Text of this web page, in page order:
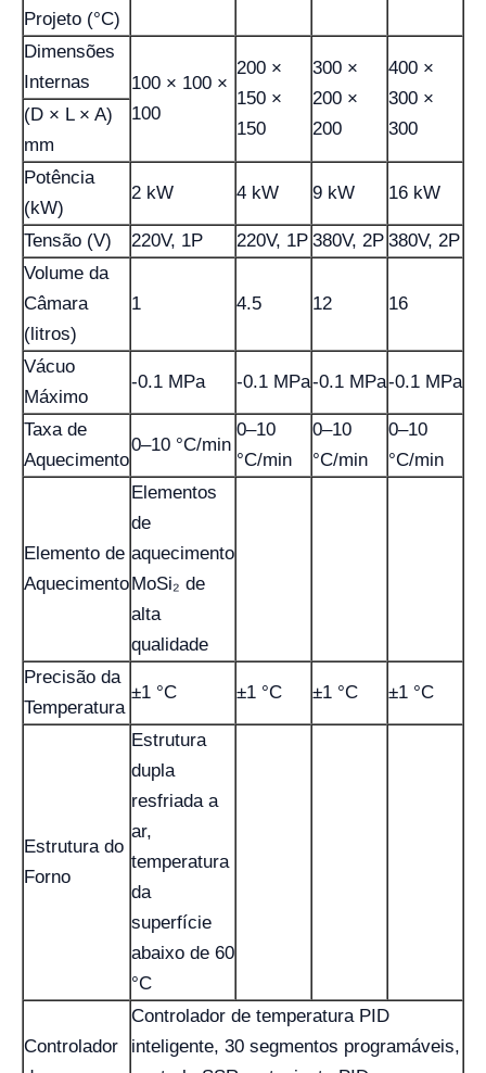
Projeto (°C)
Dimensões
Internas
100 × 100 ×
100
200 ×
150 ×
150
300 ×
200 ×
200
400 ×
300 ×
300
(D × L × A)
mm
Potência
(kW)
2 kW 4 kW 9 kW 16 kW
Tensão (V) 220V, 1P 220V, 1P 380V, 2P 380V, 2P
Volume da
Câmara
(litros)
1 4.5 12 16
Vácuo
Máximo
-0.1 MPa -0.1 MPa-0.1 MPa-0.1 MPa
Taxa de
Aquecimento
0–10 °C/min
0–10
°C/min
0–10
°C/min
0–10
°C/min
Elemento de
Aquecimento
Elementos
de
aquecimento
MoSi₂ de
alta
qualidade
Precisão da
Temperatura
±1 °C ±1 °C ±1 °C ±1 °C
Estrutura do
Forno
Estrutura
dupla
resfriada a
ar,
temperatura
da
superfície
abaixo de 60
°C
Controlador
Controlador de temperatura PID
inteligente, 30 segmentos programáveis,